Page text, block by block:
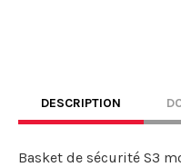
DESCRIPTION
Basket de sécurité S3